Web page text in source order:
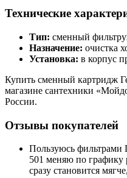
Технические
Тип: сменный
Назначение: очистка
Установка: в корпус
Купить сменный картридж
магазине сантехники
России.
Отзывы покупателей
Пользуюсь фильтрами
501 меняю по графику
сразу становится